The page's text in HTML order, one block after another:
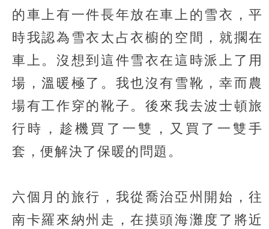
的車上有一件長年放在車上的雪衣，平
時我認為雪衣太占衣櫥的空間，就擱在
車上。沒想到這件雪衣在這時派上了用
場，溫暖極了。我也沒有雪靴，幸而農
場有工作穿的靴子。後來我去波士頓旅
行時，趁機買了一雙，又買了一雙手
套，便解決了保暖的問題。
六個月的旅行，我從喬治亞州開始，往
南卡羅來納州走，在摸頭海灘度了將近